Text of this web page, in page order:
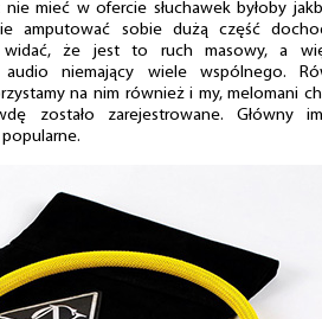
nie mieć w ofercie słuchawek byłoby
amputować sobie dużą część
widać, że jest to ruch masowy, a
audio niemający wiele wspólnego.
na nim również i my, melomani
zostało zarejestrowane. Główny